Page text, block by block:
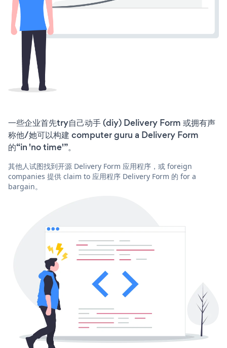
一些企业首先try自己动手 (diy) Delivery Form 或拥有声
称他/她可以构建 computer guru a Delivery Form
的“in 'no time'”。
其他人试图找到开源 Delivery Form 应用程序，或 foreign
companies 提供 claim to 应用程序 Delivery Form 的 for a
bargain。